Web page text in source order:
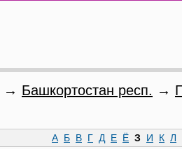
→ Башкортостан респ. →
А Б В Г Д Е Ё З И К Л